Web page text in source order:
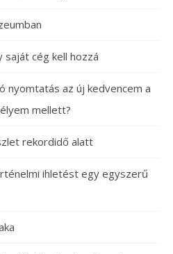
saját cég kell hozzá
nyomtatás az új kedvencem a
mellett?
rekordidő alatt
ihletést egy egyszerű